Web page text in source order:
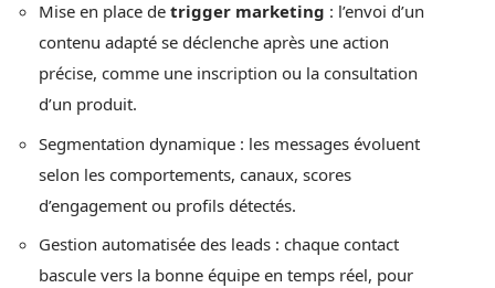
Mise en place de trigger marketing : l’envoi d’un
contenu adapté se déclenche après une action
précise, comme une inscription ou la consultation
d’un produit.
Segmentation dynamique : les messages évoluent
selon les comportements, canaux, scores
d’engagement ou profils détectés.
Gestion automatisée des leads : chaque contact
bascule vers la bonne équipe en temps réel, pour